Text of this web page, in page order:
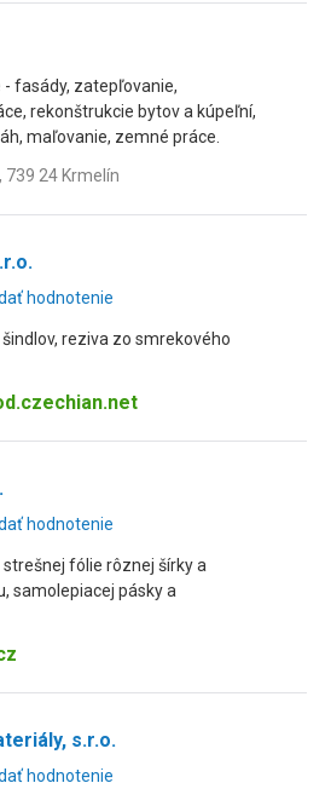
fasády, zatepľovanie,
rekonštrukcie bytov a kúpeľní,
maľovanie, zemné práce.
739 24 Krmelín
hodnotenie
reziva zo smrekového
hodnotenie
fólie rôznej šírky a
samolepiacej pásky a
s.r.o.
hodnotenie